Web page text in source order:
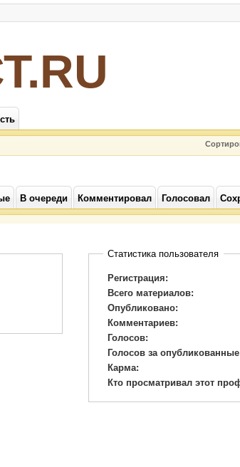
В очереди Комментировал Голосовал
Статистика пользователя
Регистрация:
Всего материалов:
Опубликовано:
Комментариев:
Голосов:
Голосов за
Карма:
Кто просматривал этот